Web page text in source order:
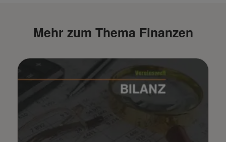
Mehr zum Thema Finanzen